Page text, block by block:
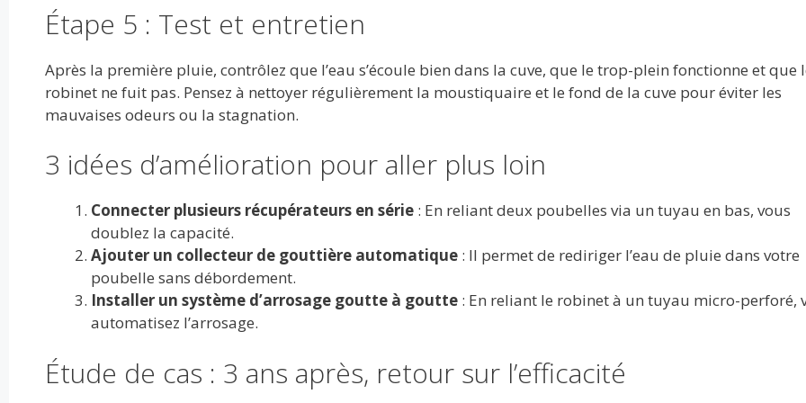
Étape 5 : Test et entretien
Après la première pluie, contrôlez que l’eau s’écoule bien dans la cuve, que le trop-plein fonctionne et que
robinet ne fuit pas. Pensez à nettoyer régulièrement la moustiquaire et le fond de la cuve pour éviter les
mauvaises odeurs ou la stagnation.
3 idées d’amélioration pour aller plus loin
Connecter plusieurs récupérateurs en série: En reliant deux poubelles via un tuyau en bas, vous
doublez la capacité.
Ajouter un collecteur de gouttière automatique: Il permet de rediriger l’eau de pluie dans votre
poubelle sans débordement.
Installer un système d’arrosage goutte à goutte: En reliant le robinet à un tuyau micro-perforé,
automatisez l’arrosage.
Étude de cas : 3 ans après, retour sur l’efficacité